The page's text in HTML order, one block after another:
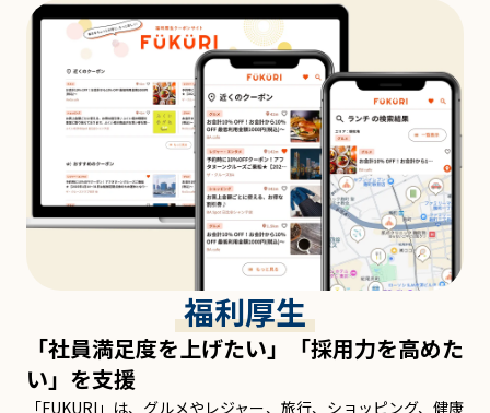
福利厚生
「社員満足度を上げたい」「採用力を高めた
い」を支援
「FUKURI」は、グルメやレジャー、旅行、ショッピング、健康